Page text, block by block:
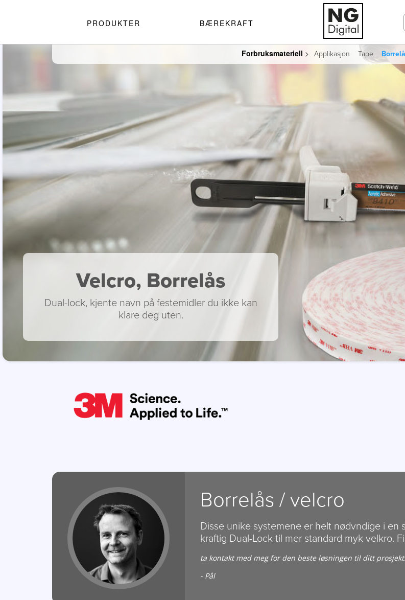
PRODUKTER BÆREKRAFT
Forbruksmateriell > Applikasjon Tape
Velcro, Borrelås
Dual-lock, kjente navn på festemidler du ikke kan
klare deg uten.
Borrelås / velcro
Disse unike systemene er helt nødvndige i en
kraftig Dual-Lock til mer standard myk velkro.
ta kontakt med meg for den beste løsningen til ditt prosjekt.
- Pål